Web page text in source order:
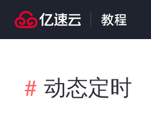
# 动态定时